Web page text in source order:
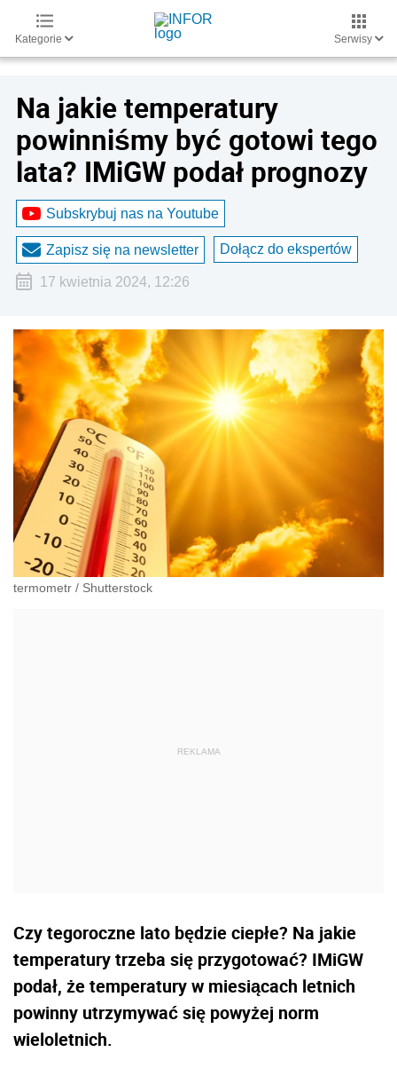
Kategorie Serwisy
Na jakie temperatury
powinniśmy być gotowi tego
lata? IMiGW podał prognozy
Subskrybuj nas na Youtube
Zapisz się na newsletter Dołącz do ekspertów
17 kwietnia 2024, 12:26
termometr / Shutterstock
Czy tegoroczne lato będzie ciepłe? Na jakie
temperatury trzeba się przygotować? IMiGW
podał, że temperatury w miesiącach letnich
powinny utrzymywać się powyżej norm
wieloletnich.